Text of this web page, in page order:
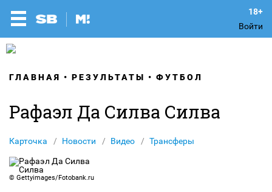
Войти
ГЛАВНАЯ РЕЗУЛЬТАТЫ ФУТБОЛ
Рафаэл Да Силва Силва
Карточка Новости Видео Трансферы
© Gettyimages/Fotobank.ru